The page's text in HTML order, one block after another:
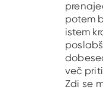
potem
istem
več
Zdi se